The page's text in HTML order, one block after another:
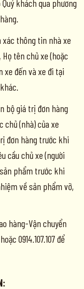
khách qua phương
xác thông tin nhà xe
tên chủ xe (hoặc
xe đến và xe đi tại
bộ giá trị đơn hàng
chủ (nhà) của xe
đơn hàng trước khi
cầu chủ xe (người
phẩm trước khi
về sản phẩm vỡ,
hàng-Vận chuyển
0914.107.107 để